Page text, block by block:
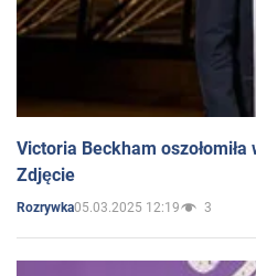
Victoria Beckham
Zdjęcie
Rozrywka05.03.2025 12:19 3